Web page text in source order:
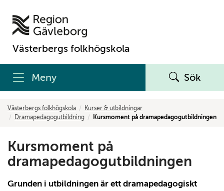
Västerbergs folkhögskola
Meny Sök
Västerbergs folkhögskola
Kurser & utbildningar
Dramapedagogutbildning
Kursmoment på dramapedagogutbildningen
Kursmoment på
dramapedagogutbildningen
Grunden i utbildningen är ett dramapedagogiskt